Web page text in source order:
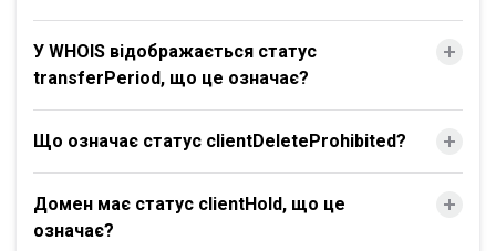
У WHOIS відображається статус
transferPeriod, що це означає?
Що означає статус clientDeleteProhibited?
Домен має статус clientHold, що це
означає?